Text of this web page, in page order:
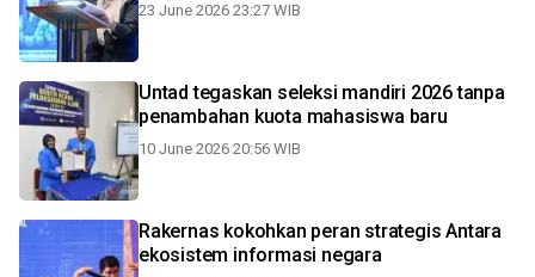
23 June 2026 23:27 WIB
Untad tegaskan seleksi mandiri 2026 tanpa
penambahan kuota mahasiswa baru
10 June 2026 20:56 WIB
Rakernas kokohkan peran strategis Antara
ekosistem informasi negara